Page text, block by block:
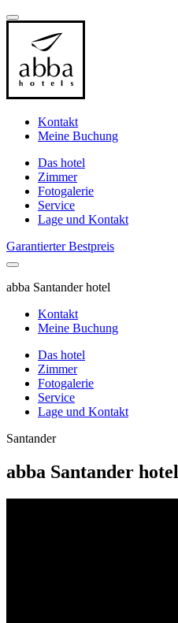
Kontakt
Meine Buchung
Das hotel
Zimmer
Fotogalerie
Service
Lage und Kontakt
Garantierter Bestpreis
abba Santander hotel
Kontakt
Meine Buchung
Das hotel
Zimmer
Fotogalerie
Service
Lage und Kontakt
Santander
abba Santander hotel